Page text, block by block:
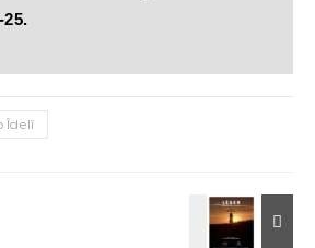
25.
Îdelî